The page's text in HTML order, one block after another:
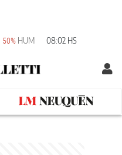
50% HUM 08:02 HS